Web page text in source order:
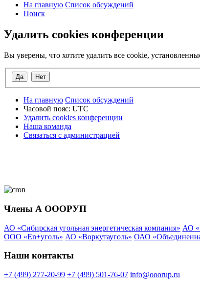
На главную Список обсуждений
Поиск
Удалить cookies конференции
Вы уверены, что хотите удалить все cookie,
На главную Список обсуждений
Часовой пояс: UTC
Удалить cookies конференции
Наша команда
Связаться с администрацией
Члены А ОООРУП
АО «Сибирская угольная энергетическая компания» АО
ООО «En+уголь» АО «Воркутауголь» ОАО
Наши контакты
+7 (499) 277-20-99 +7 (499) 501-76-07 info@ooorup.ru